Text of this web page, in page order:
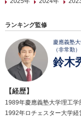
ランキング監修
慶應義塾
（非常勤）
鈴木
【経歴】
1989年慶應義塾大学理工学
1992年ロチェスター大学経